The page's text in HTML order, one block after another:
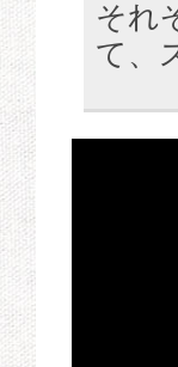
それ
て、